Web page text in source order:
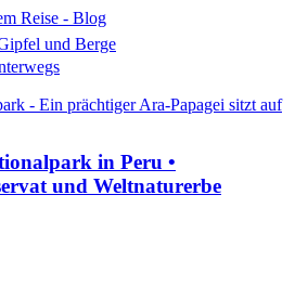
Reise - Blog
und Berge
in Peru •
und Weltnaturerbe